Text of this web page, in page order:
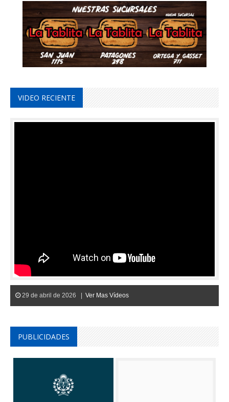
VIDEO RECIENTE
29 de abril de 2026 | Ver Mas Vídeos
PUBLICIDADES